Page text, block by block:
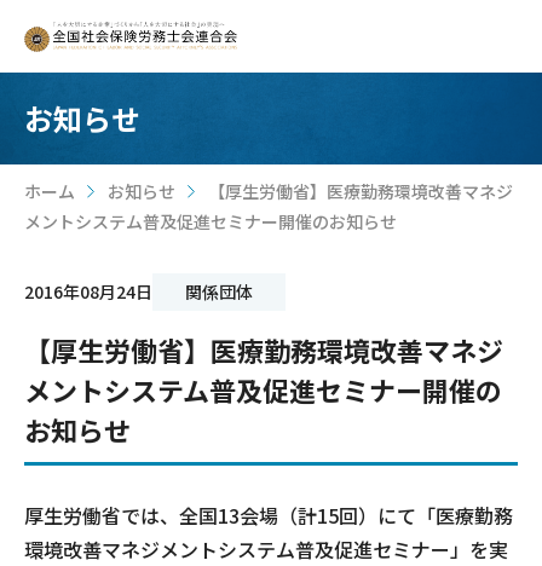
お知らせ
ホーム >
お知らせ
【厚生労働省】医療勤務環境改善マネジ
メントシステム普及促進セミナー開催のお知らせ
2016年08月24日 関係団体
【厚生労働省】医療勤務環境改善マネジ
メントシステム普及促進セミナー開催の
お知らせ
厚生労働省では、全国13会場（計15回）にて「医療勤務
環境改善マネジメントシステム普及促進セミナー」を実